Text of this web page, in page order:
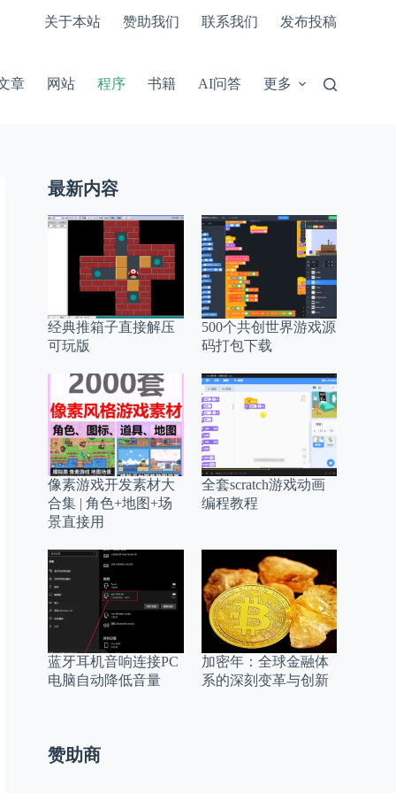
关于本站 赞助我们 联系我们 发布投稿
章 网站 程序 书籍 AI问答 更多
最新内容
经典推箱子直接解压
可玩版
500个共创世界游戏源
码打包下载
像素游戏开发素材大
合集 | 角色+地图+场
景直接用
全套scratch游戏动画
编程教程
蓝牙耳机音响连接PC
电脑自动降低音量
加密年：全球金融体
系的深刻变革与创新
赞助商